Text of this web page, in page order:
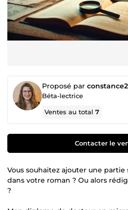
Proposé par constance2
Béta-lectrice
Ventes au total7
Contacter le
Vous souhaitez ajouter une
dans votre roman ? Ou alors
?